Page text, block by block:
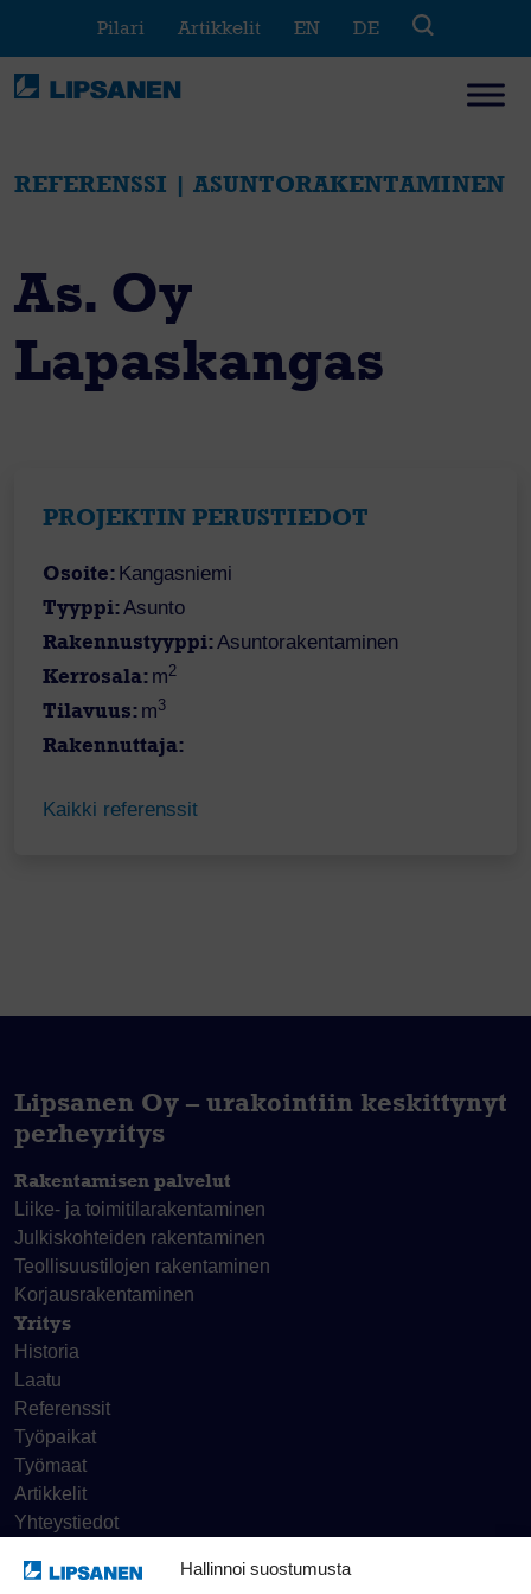
Hallinnoi suostumusta
content
Pilari Artikkelit EN DE
REFERENSSI | ASUNTORAKENTAMINEN
As. Oy
Lapaskangas
PROJEKTIN PERUSTIEDOT
Osoite: Kangasniemi
Tyyppi:Asunto
Rakennustyyppi:Asuntorakentaminen
Kerrosala: m2
Tilavuus: m3
Rakennuttaja:
Kaikki referenssit
Lipsanen Oy – urakointiin keskittynyt
perheyritys
Rakentamisen palvelut
Liike- ja toimitila­rakentaminen
Julkiskohteiden rakentaminen
Teollisuustilojen rakentaminen
Korjaus­rakentaminen
Yritys
Historia
Laatu
Referenssit
Työpaikat
Työmaat
Artikkelit
Yhteystiedot